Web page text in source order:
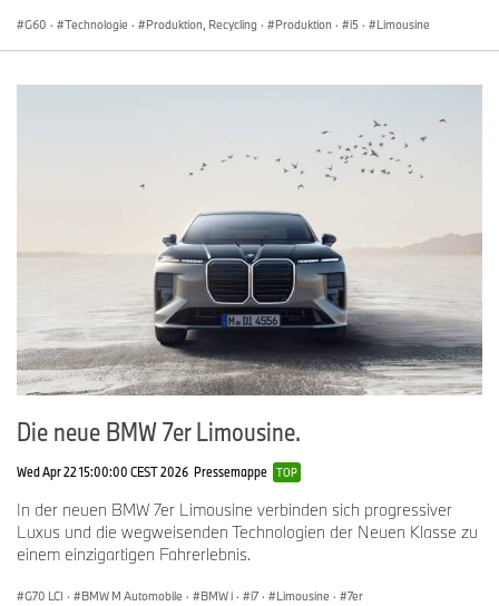
G60 · Technologie · Produktion, Recycling · Produktion · i5 · Limousine
Die neue BMW 7er Limousine.
Wed Apr 22 15:00:00 CEST 2026 Pressemappe TOP
In der neuen BMW 7er Limousine verbinden sich progressiver
Luxus und die wegweisenden Technologien der Neuen Klasse zu
einem einzigartigen Fahrerlebnis.
G70 LCI · BMW M Automobile · BMW i · i7 · Limousine · 7er